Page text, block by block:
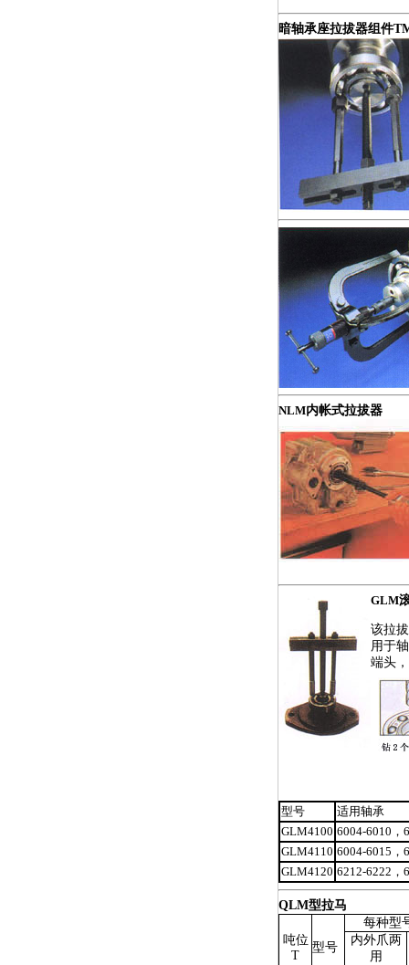
暗轴承座拉拔器组件
NLM内帐式拉拔器
GLM
该拉
用于
端头
型号
适用轴承
GLM4100 6004-6010，
GLM4110 6004-6015，
GLM4120 6212-6222，
QLM型拉马
吨位
T
型号
每种型
内外爪两
用